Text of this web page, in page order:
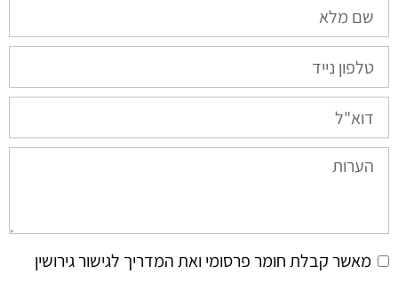
מאשר קבלת חומר פרסומי ואת המדריך לגישור גירושין